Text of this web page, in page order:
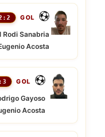
GOL
Rodi Sanabria
Acosta
GOL
Gayoso
Acosta